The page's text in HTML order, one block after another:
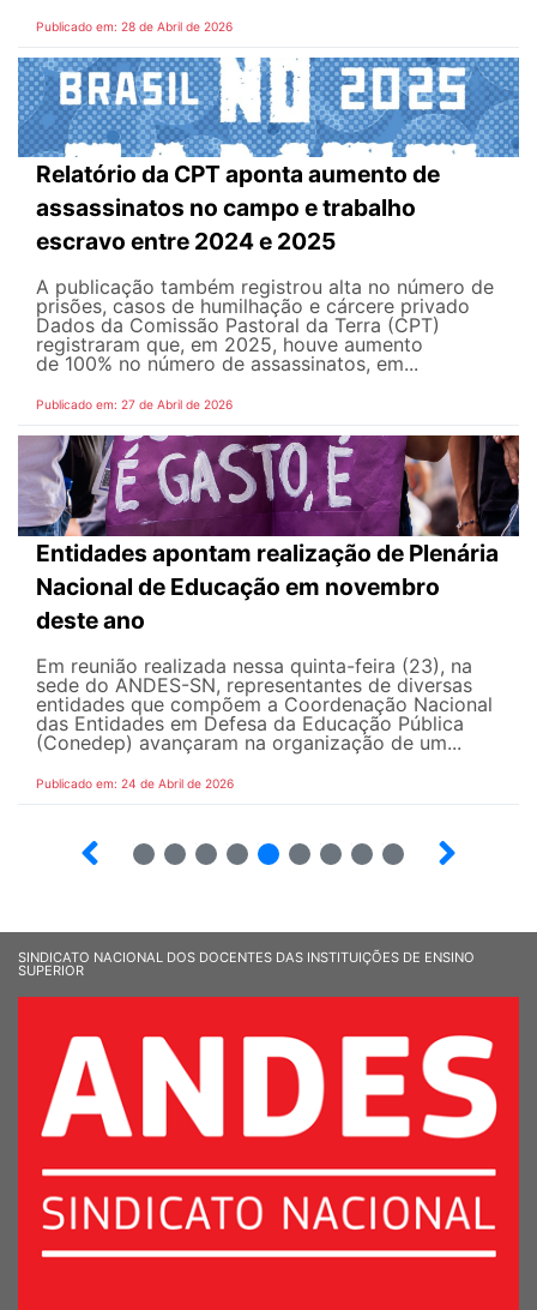
Publicado em: 28 de Abril de 2026
Relatório da CPT aponta aumento de
assassinatos no campo e trabalho
escravo entre 2024 e 2025
A publicação também registrou alta no número de
prisões, casos de humilhação e cárcere privado
Dados da Comissão Pastoral da Terra (CPT)
registraram que, em 2025, houve aumento
de 100% no número de assassinatos, em...
Publicado em: 27 de Abril de 2026
Entidades apontam realização de Plenária
Nacional de Educação em novembro
deste ano
Em reunião realizada nessa quinta-feira (23), na
sede do ANDES-SN, representantes de diversas
entidades que compõem a Coordenação Nacional
das Entidades em Defesa da Educação Pública
(Conedep) avançaram na organização de um...
Publicado em: 24 de Abril de 2026
SINDICATO NACIONAL DOS DOCENTES DAS INSTITUIÇÕES DE ENSINO
SUPERIOR